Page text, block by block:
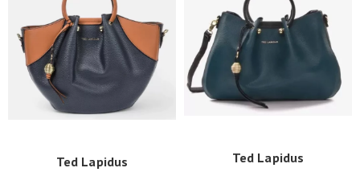
Ted Lapidus Ted Lapidus